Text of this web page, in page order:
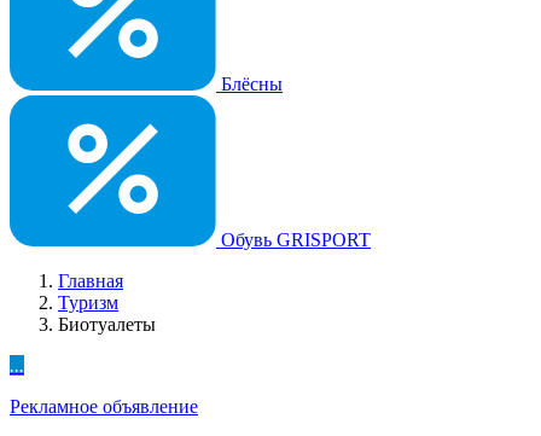
Блёсны
Обувь GRISPORT
Главная
Туризм
Биотуалеты
...
Рекламное объявление